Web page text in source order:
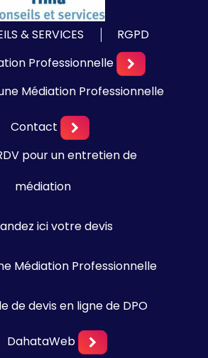
& SERVICES
RGPD
Professionnelle
Médiation Professionnelle
Contact
pour un entretien de
médiation
ici votre devis
Médiation Professionnelle
de devis en ligne de DPO
DahataWeb